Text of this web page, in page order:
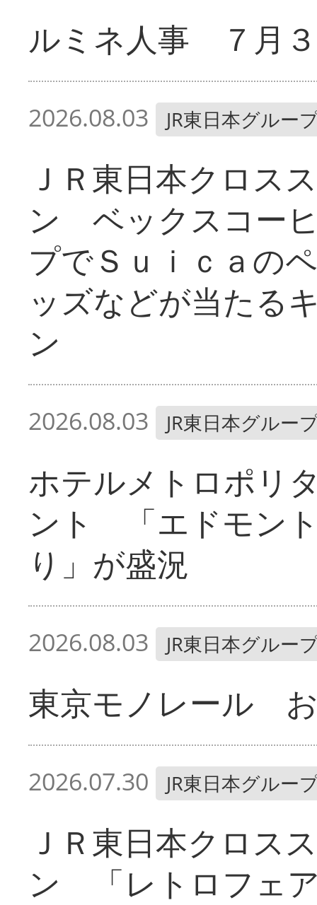
ルミネ人事 ７月
2026.08.03 JR東日本グルー
ＪＲ東日本クロス
ン ベックスコー
プでＳｕｉｃａの
ッズなどが当たる
ン
2026.08.03 JR東日本グルー
ホテルメトロポリ
ント 「エドモン
り」が盛況
2026.08.03 JR東日本グルー
東京モノレール
2026.07.30 JR東日本グルー
ＪＲ東日本クロス
ン 「レトロフェ